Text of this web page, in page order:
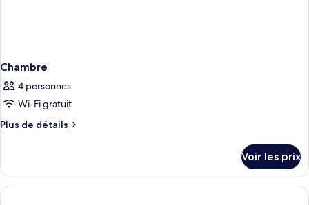
Chambre
4 personnes
Wi-Fi gratuit
Plus de détails
Plus
le
type
de
Voir les prix